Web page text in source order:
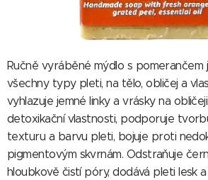
Ručně vyráběné mýdlo s
všechny typy pleti, na tělo, obličej a
vyhlazuje jemné linky a vrásky na
detoxikační vlastnosti, podporuje
texturu a barvu pleti, bojuje proti
pigmentovým skvrnám. Odstraňuje
hloubkově čistí póry, dodává pleti lesk